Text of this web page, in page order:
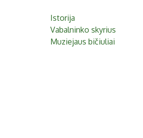
Istorija
Vabalninko skyrius
Muziejaus bičiuliai